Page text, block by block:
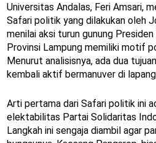
Universitas Andalas, Feri Amsari,
Safari politik yang dilakukan oleh
menilai aksi turun gunung
Provinsi Lampung memiliki motif
Menurut analisisnya, ada dua
kembali aktif bermanuver di
Arti pertama dari Safari politik ini
elektabilitas Partai Solidaritas
Langkah ini sengaja diambil agar